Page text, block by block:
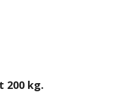
200 kg.